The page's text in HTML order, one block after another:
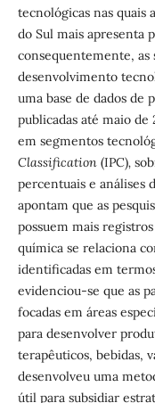
tecnológicas nas quais
do Sul mais apresenta
consequentemente, as
desenvolvimento
uma base de dados de
publicadas até maio de
em segmentos
Classification (IPC),
percentuais e análises
apontam que as
possuem mais
química se relaciona
identificadas em
evidenciou-se que as
focadas em áreas
para desenvolver
terapêuticos, bebidas,
desenvolveu uma
útil para subsidiar